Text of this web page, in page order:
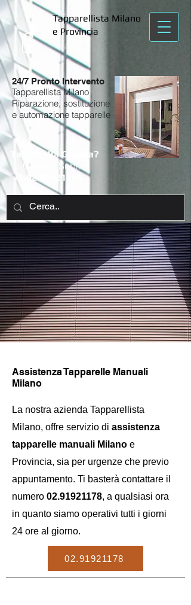
Tapparella Guasta?
Chiama Subito
02.91921178
Tapparellista Milano
e Provincia
24/7 Pronto Intervento
Tapparellista Milano
Riparazione, sostituzione
e automazione tapparelle
Assistenza Tapparelle Manuali
Milano
La nostra azienda Tapparellista
Milano, offre servizio di assistenza
tapparelle manuali Milano e
Provincia, sia per urgenze che previo
appuntamento. Ti basterà contattare il
numero 02.91921178, a qualsiasi ora
in quanto siamo operativi tutti i giorni
24 ore al giorno.
02.91921178